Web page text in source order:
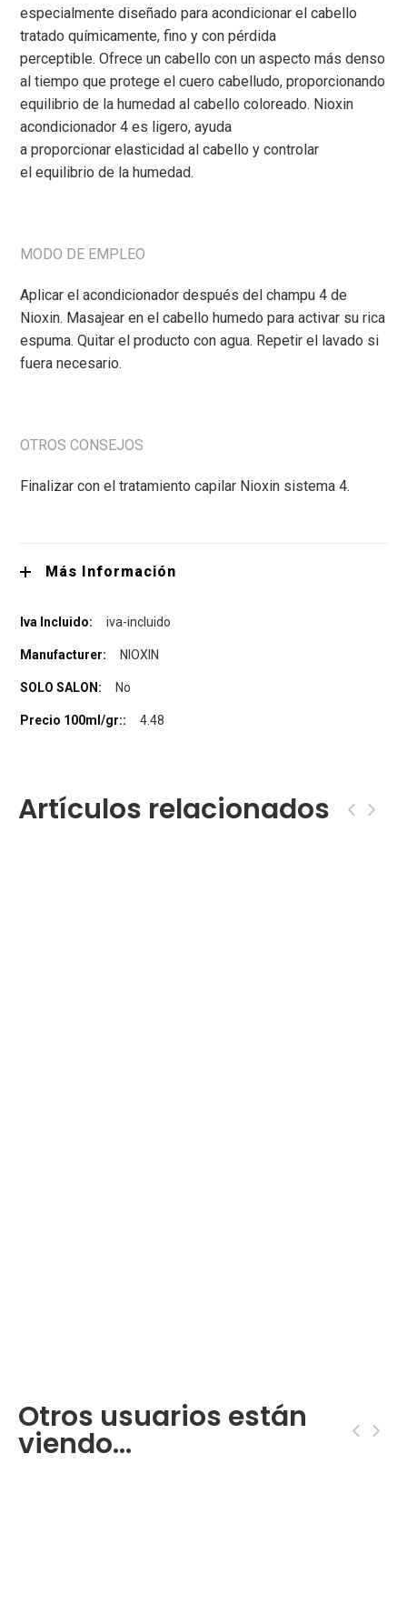
especialmente diseñado para acondicionar el cabello
tratado químicamente, fino y con pérdida
perceptible. Ofrece un cabello con un aspecto más denso
al tiempo que protege el cuero cabelludo, proporcionando
equilibrio de la humedad al cabello coloreado. Nioxin
acondicionador 4 es ligero, ayuda
a proporcionar elasticidad al cabello y controlar
el equilibrio de la humedad.
MODO DE EMPLEO
Aplicar el acondicionador después del champu 4 de
Nioxin. Masajear en el cabello humedo para activar su rica
espuma. Quitar el producto con agua. Repetir el lavado si
fuera necesario.
OTROS CONSEJOS
Finalizar con el tratamiento capilar Nioxin sistema 4.
Más Información
iva-incluido
NIOXIN
No
4.48
Artículos relacionados ‹ ›
Otros usuarios están
viendo... ‹ ›